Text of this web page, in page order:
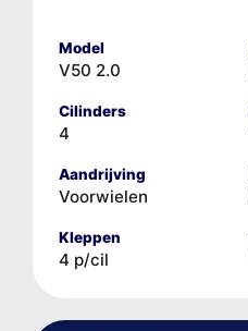
Model
V50 2.0
Cilinders
4
Aandrijving
Voorwielen
Kleppen
4 p/cil